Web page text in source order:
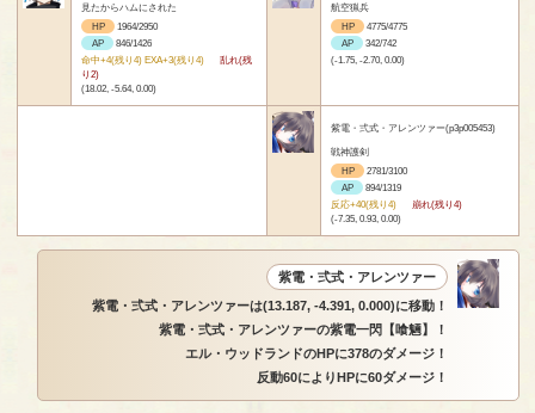
見たからハムにされた
HP
1964/2950
AP
846/1426
命中+4(残り4) EXA+3(残り4)
乱れ(残
り2)
(18.02, -5.64, 0.00)
航空猟兵
HP
4775/4775
AP
342/742
(-1.75, -2.70, 0.00)
紫電・弍式・アレンツァー(p3p005453)
戦神護剣
HP
2781/3100
AP
894/1319
反応+40(残り4)
崩れ(残り4)
(-7.35, 0.93, 0.00)
紫電・弍式・アレンツァー
紫電・弍式・アレンツァーは(13.187, -4.391, 0.000)に移動！
紫電・弍式・アレンツァーの紫電一閃【喰魎】！
エル・ウッドランドのHPに378のダメージ！
反動60によりHPに60ダメージ！